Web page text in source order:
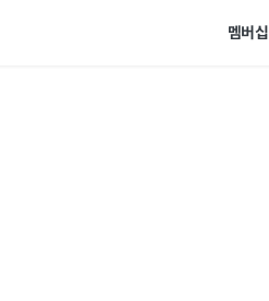
멤버십